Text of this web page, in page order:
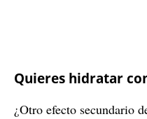
Quieres hidratar
¿Otro efecto secundario